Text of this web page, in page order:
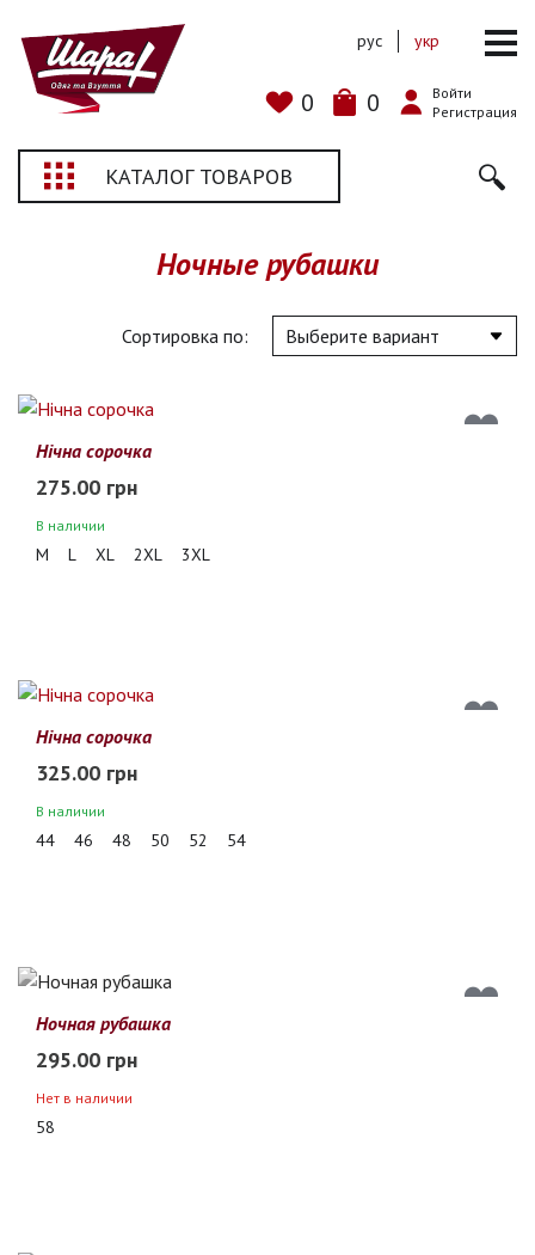
0 0
Войти
Регистрация
рус укр
КАТАЛОГ ТОВАРОВ
Ночные рубашки
Сортировка по:
Нічна сорочка
275.00 грн
В наличии
M L XL 2XL 3XL
Нічна сорочка
325.00 грн
В наличии
44 46 48 50 52 54
Ночная рубашка
295.00 грн
Нет в наличии
58